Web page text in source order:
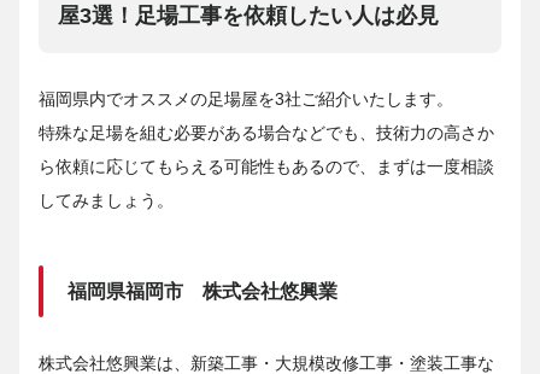
屋3選！足場工事を依頼したい人は必見
福岡県内でオススメの足場屋を3社ご紹介いたします。
特殊な足場を組む必要がある場合などでも、技術力の高さか
ら依頼に応じてもらえる可能性もあるので、まずは一度相談
してみましょう。
福岡県福岡市 株式会社悠興業
株式会社悠興業は、新築工事・大規模改修工事・塗装工事な